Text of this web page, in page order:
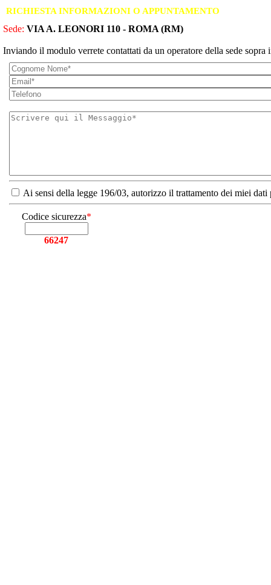
RICHIESTA INFORMAZIONI O APPUNTAMENTO
Sede: VIA A. LEONORI 110 - ROMA (RM)
Inviando il modulo verrete contattati da un operatore della sede sopra
Ai sensi della legge 196/03, autorizzo il trattamento dei miei
Codice sicurezza*
66247